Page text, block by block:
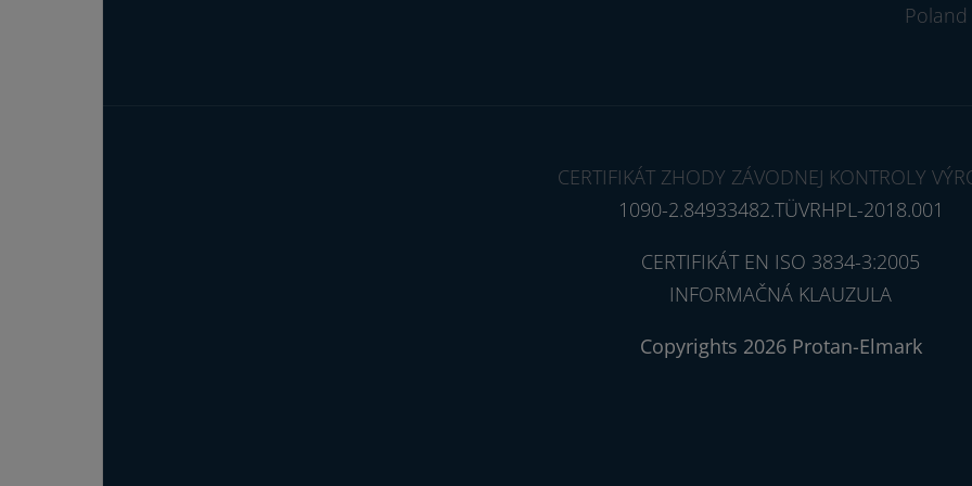
Poland
CERTIFIKÁT ZHODY ZÁVODNEJ KONTROLY
1090-2.84933482.TÜVRHPL-2018.001
CERTIFIKÁT EN ISO 3834-3:2005
INFORMAČNÁ KLAUZULA
Copyrights 2026 Protan-Elmark